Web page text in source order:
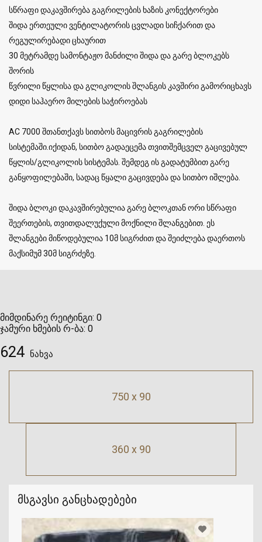
360 x 90
მსგავსი განცხადებები
სწრაფი დაკავშირება გაგრილების ხაზის კონექტორები
შიდა ერთეული ვენტილატორის ცვლადი სიჩქარით და
რეგულირებადი ცხაურით
30 მეტრამდე სამონტაჟო მანძილი შიდა და გარე ბლოკებს
შორის
წვრილი წყლისა და გლიკოლის შლანგის კავშირი გამორიცხავს
დიდი საჰაერო მილების საჭიროებას
AC 7000 შთანთქავს სითბოს მაცივრის გაგრილების
სისტემაში.იქიდან, სითბო გადაეცემა თვითშემცველ გაცივებულ
წყლის/გლიკოლის სისტემას. შემდეგ ის გადატუმბით გარე
განყოფილებაში, სადაც წყალი გაცივდება და სითბო იშლება.
შიდა ბლოკი დაკავშირებულია გარე ბლოკთან ორი სწრაფი
შეერთების, თვითდალუქული მოქნილი შლანგებით. ეს
შლანგები მიწოდებულია 10მ სიგრძით და შეიძლება დაერთოს
მაქსიმუმ 30მ სიგრძეზე.
მიმდინარე რეიტინგი: 0
ჯამური ხმების რ-ბა: 0
624 ნახვა
750 x 90